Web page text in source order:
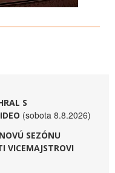
S
(sobota 8.8.2026)
SEZÓNU
VICEMAJSTROVI